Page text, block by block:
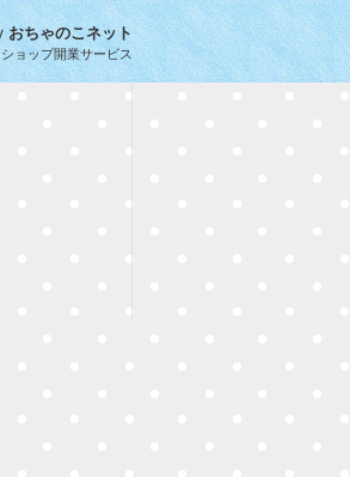
おちゃのこネット
ョップ開業サービス